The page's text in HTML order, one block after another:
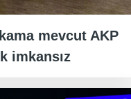
mevcut AKP
imkansız